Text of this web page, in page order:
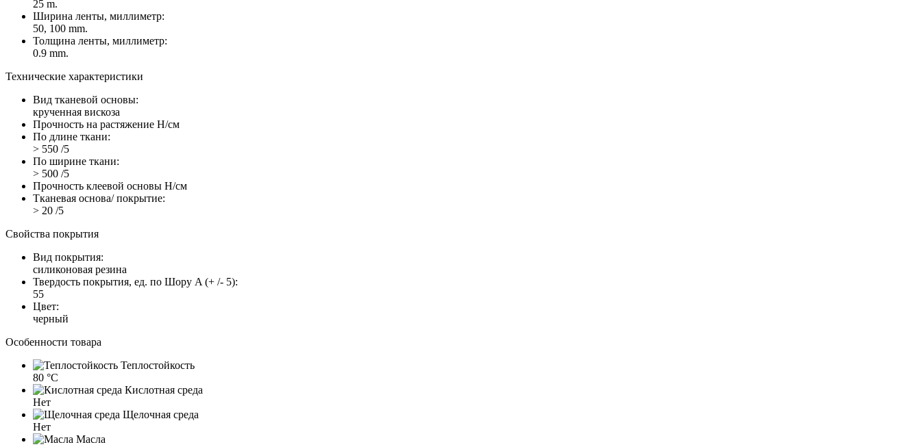
25 m.
Ширина ленты, миллиметр:
50, 100 mm.
Толщина ленты, миллиметр:
0.9 mm.
Технические характеристики
Вид тканевой основы:
крученная вискоза
Прочность на растяжение Н/см
По длине ткани:
> 550 /5
По ширине ткани:
> 500 /5
Прочность клеевой основы Н/см
Тканевая основа/ покрытие:
> 20 /5
Свойства покрытия
Вид покрытия:
силиконовая резина
Твердость покрытия, ед. по Шору A (+ /- 5):
55
Цвет:
черный
Особенности товара
Теплостойкость
80 °C
Кислотная среда
Нет
Щелочная среда
Нет
Масла